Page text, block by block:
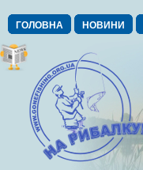
ГОЛОВНА НОВИНИ